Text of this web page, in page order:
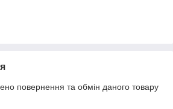
повернення та обмін даного товару